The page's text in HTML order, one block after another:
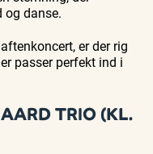
og danse.
er der rig
passer perfekt ind i
TRIO (KL.